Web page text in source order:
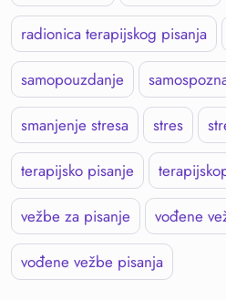
radionica terapijskog pisanja
samopouzdanje
smanjenje stresa stres
terapijsko pisanje
vežbe za pisanje vođene
vođene vežbe pisanja